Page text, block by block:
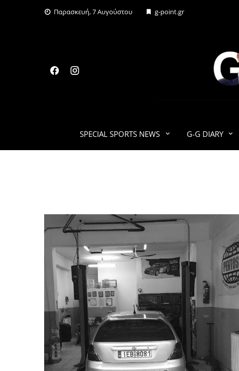
Παρασκευή, 7 Αυγούστου g-point.gr
SPECIAL SPORTS NEWS G-G DIARY